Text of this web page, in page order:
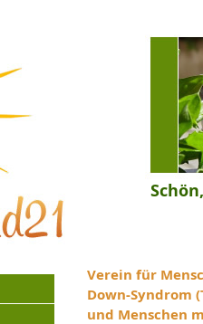
Verein für
Down-Syndrom
und Menschen